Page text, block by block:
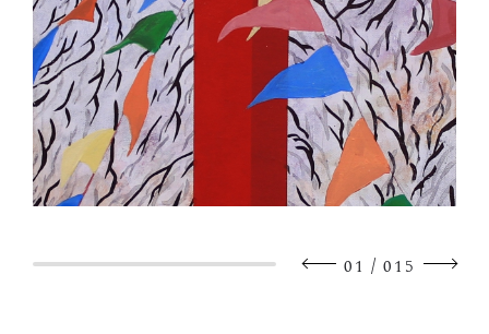
01 / 015